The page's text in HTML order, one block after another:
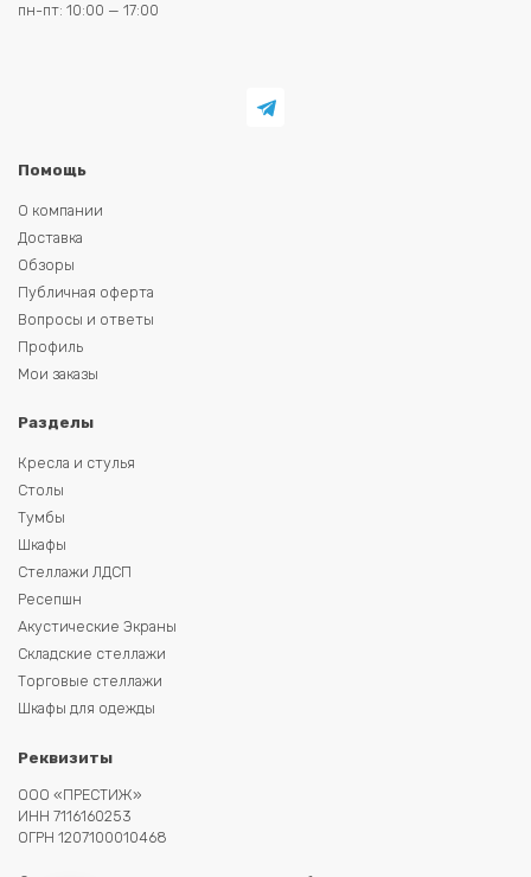
пн-пт: 10:00 — 17:00
Помощь
О компании
Доставка
Обзоры
Публичная оферта
Вопросы и ответы
Профиль
Мои заказы
Разделы
Кресла и стулья
Столы
Тумбы
Шкафы
Стеллажи ЛДСП
Ресепшн
Акустические Экраны
Складские стеллажи
Торговые стеллажи
Шкафы для одежды
Реквизиты
ООО «ПРЕСТИЖ»
ИНН 7116160253
ОГРН 1207100010468